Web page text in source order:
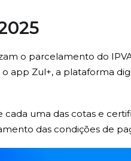
o parcelamento do
app Zul+, a plataforma
uma das cotas e
das condições de